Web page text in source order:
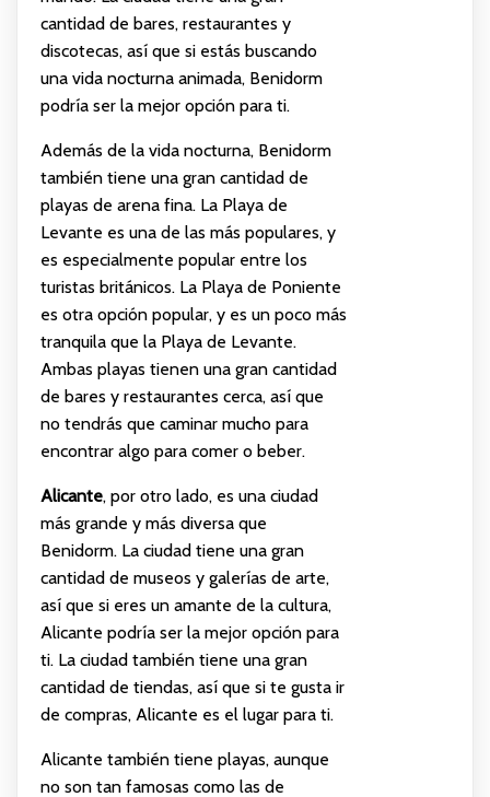
cantidad de bares, restaurantes y
discotecas, así que si estás buscando
una vida nocturna animada, Benidorm
podría ser la mejor opción para ti.
Además de la vida nocturna, Benidorm
también tiene una gran cantidad de
playas de arena fina. La Playa de
Levante es una de las más populares, y
es especialmente popular entre los
turistas británicos. La Playa de Poniente
es otra opción popular, y es un poco más
tranquila que la Playa de Levante.
Ambas playas tienen una gran cantidad
de bares y restaurantes cerca, así que
no tendrás que caminar mucho para
encontrar algo para comer o beber.
Alicante, por otro lado, es una ciudad
más grande y más diversa que
Benidorm. La ciudad tiene una gran
cantidad de museos y galerías de arte,
así que si eres un amante de la cultura,
Alicante podría ser la mejor opción para
ti. La ciudad también tiene una gran
cantidad de tiendas, así que si te gusta ir
de compras, Alicante es el lugar para ti.
Alicante también tiene playas, aunque
no son tan famosas como las de